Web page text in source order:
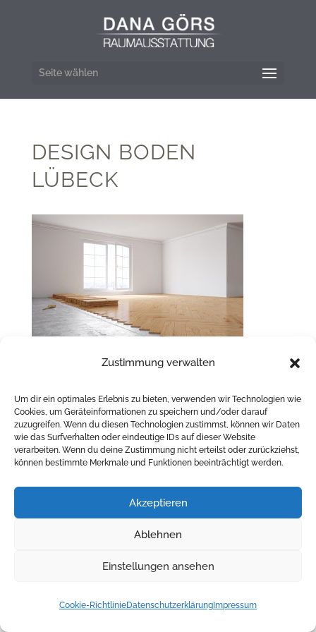
Zustimmung verwalten
Um dir ein optimales Erlebnis zu bieten, verwenden wir Technologien wie
Cookies, um Geräteinformationen zu speichern und/oder darauf
zuzugreifen. Wenn du diesen Technologien zustimmst, können wir Daten
wie das Surfverhalten oder eindeutige IDs auf dieser Website
verarbeiten. Wenn du deine Zustimmung nicht erteilst oder zurückziehst,
können bestimmte Merkmale und Funktionen beeinträchtigt werden.
Akzeptieren
Ablehnen
Einstellungen ansehen
Cookie-RichtlinieDatenschutzerklärung Impressum
Seite wählen
DESIGN BODEN
LÜBECK
Impressum|Datenschutzerklärung
© 2026 Dana Görs - Raumausstattung | Konzeption
& Umsetzung -redcat media